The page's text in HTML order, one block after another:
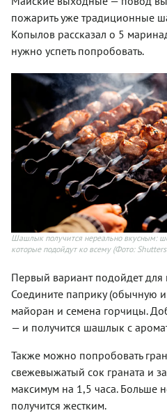
пожарить уже традиционные
Копылов рассказал о 5
нужно успеть попробовать.
Шашлык получится нереально вкусным:
которые подойдут ко всему(Фото:
Первый вариант подойдет
Соедините паприку (обычную
майоран и семена горчицы.
— и получится шашлык с
Также можно попробовать
свежевыжатый сок граната и
максимум на 1,5 часа. Больше
получится жестким.